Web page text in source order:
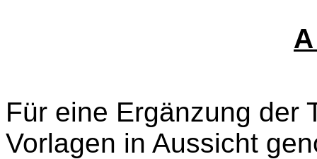
Für eine Ergänzung der
Vorlagen in Aussicht